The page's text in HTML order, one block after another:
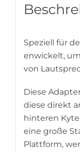
Speziell für
enwickelt,
von
Diese
diese direkt
hinteren
eine große
Plattform,